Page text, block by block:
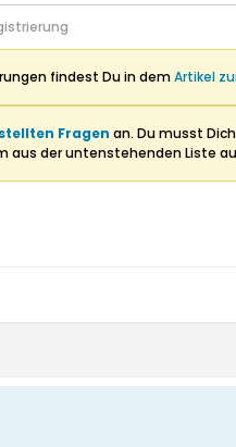
findest Du in demArtikel
Fragen an. Du musst
aus der untenstehenden Liste